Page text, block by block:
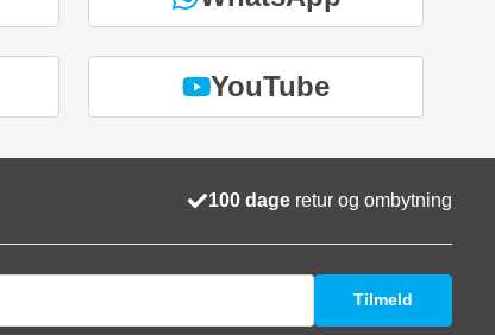
YouTube
100 dage retur og ombytning
Tilmeld